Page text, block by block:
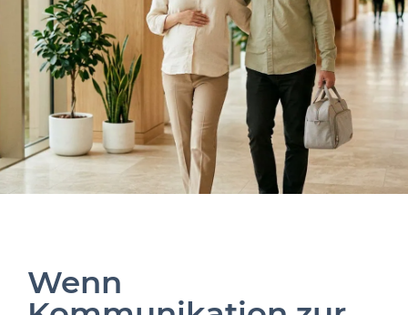
Wenn